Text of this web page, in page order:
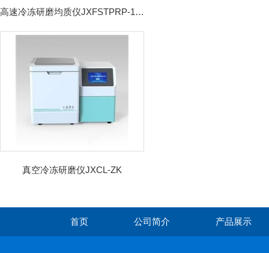
高速冷冻研磨均质仪JXFSTPRP-192CL
真空冷冻研磨仪JXCL-ZK
首页 公司简介 产品展示